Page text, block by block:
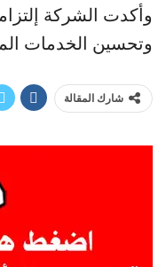
وأكدت الشركة
وتحسين الخدمات
شارك المقالة